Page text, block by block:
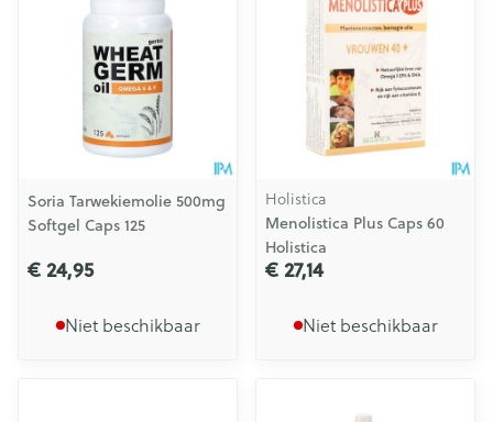
Soria Tarwekiemolie 500mg
Softgel Caps 125
€ 24,95
Niet beschikbaar
Holistica
Menolistica Plus Caps 60
Holistica
€ 27,14
Niet beschikbaar